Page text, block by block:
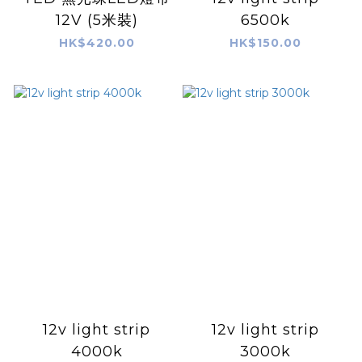
12V (5米裝)
HK$420.00
6500k
HK$150.00
12v light strip
4000k
12v light strip
3000k